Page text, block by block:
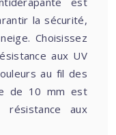
la sécurité,
Choisissez
aux UV
au fil des
de 10 mm est
résistance aux